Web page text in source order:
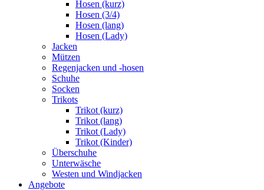
Hosen (kurz)
Hosen (3/4)
Hosen (lang)
Hosen (Lady)
Jacken
Mützen
Regenjacken und -hosen
Schuhe
Socken
Trikots
Trikot (kurz)
Trikot (lang)
Trikot (Lady)
Trikot (Kinder)
Überschuhe
Unterwäsche
Westen und Windjacken
Angebote